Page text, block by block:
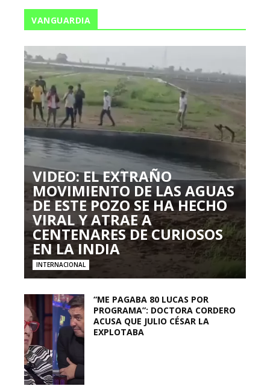
VANGUARDIA
VIDEO: EL EXTRAÑO
MOVIMIENTO DE LAS AGUAS
DE ESTE POZO SE HA HECHO
VIRAL Y ATRAE A
CENTENARES DE CURIOSOS
EN LA INDIA
INTERNACIONAL
“ME PAGABA 80 LUCAS POR
PROGRAMA”: DOCTORA CORDERO
ACUSA QUE JULIO CÉSAR LA
EXPLOTABA